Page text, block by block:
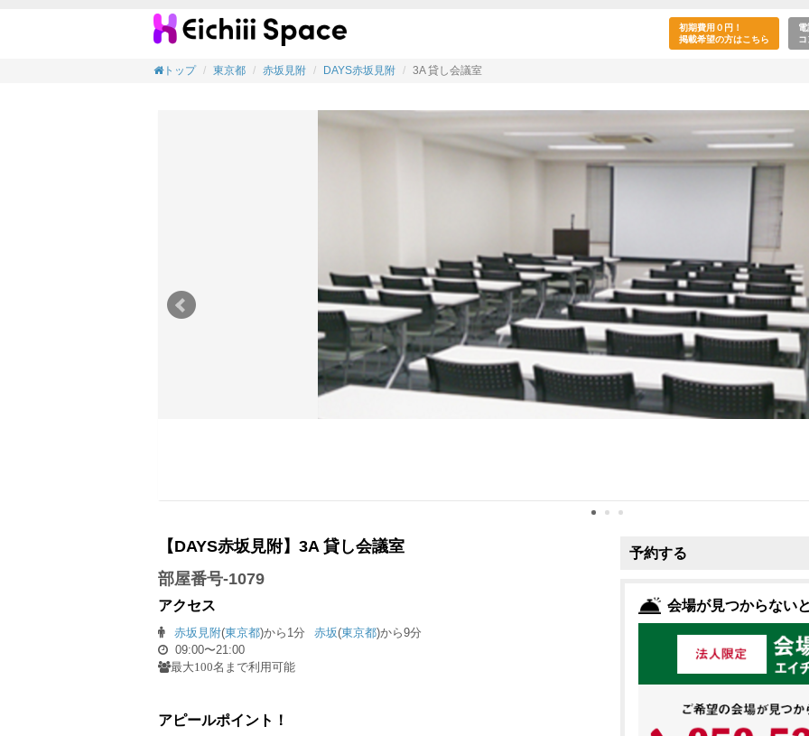
【会議室】DAYS赤坂見附-3A 貸し会議室(赤坂見附駅)
初期費用０円！
掲載希望の方はこちら
トップ 東京都 赤坂見附 DAYS赤坂見附 3A 貸し会議室
【DAYS赤坂見附】3A 貸し会議室
部屋番号-1079
アクセス
赤坂見附(東京都)から1分 赤坂(東京都)から9分
09:00〜21:00
最大100名まで利用可能
アピールポイント！
予約する
会場が見つからない